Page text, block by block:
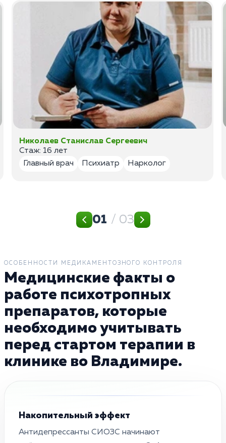
Николаев Станислав Сергеевич
Стаж: 16 лет
Главный врач
Психиатр Нарколог
01 / 03
ОСОБЕННОСТИ МЕДИКАМЕНТОЗНОГО КОНТРОЛЯ
Медицинские факты о
работе психотропных
препаратов, которые
необходимо учитывать
перед стартом терапии в
клинике во Владимире.
Накопительный эффект
Антидепрессанты СИОЗС начинают